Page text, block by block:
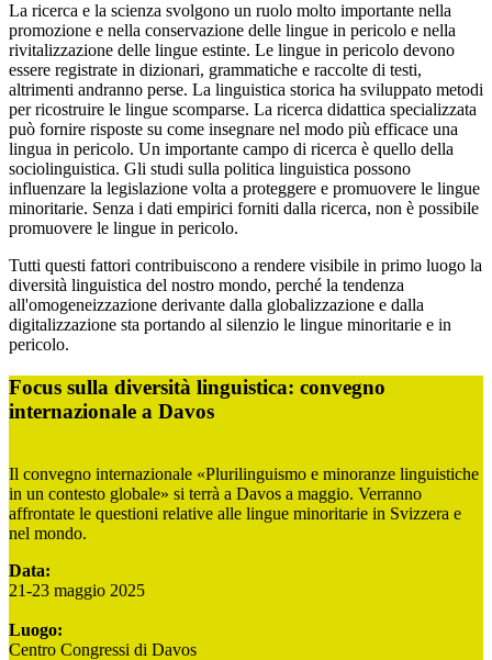
La ricerca e la scienza svolgono un ruolo molto importante nella
promozione e nella conservazione delle lingue in pericolo e nella
rivitalizzazione delle lingue estinte. Le lingue in pericolo devono
essere registrate in dizionari, grammatiche e raccolte di testi,
altrimenti andranno perse. La linguistica storica ha sviluppato metodi
per ricostruire le lingue scomparse. La ricerca didattica specializzata
può fornire risposte su come insegnare nel modo più efficace una
lingua in pericolo. Un importante campo di ricerca è quello della
sociolinguistica. Gli studi sulla politica linguistica possono
influenzare la legislazione volta a proteggere e promuovere le lingue
minoritarie. Senza i dati empirici forniti dalla ricerca, non è possibile
promuovere le lingue in pericolo.
Tutti questi fattori contribuiscono a rendere visibile in primo luogo la
diversità linguistica del nostro mondo, perché la tendenza
all'omogeneizzazione derivante dalla globalizzazione e dalla
digitalizzazione sta portando al silenzio le lingue minoritarie e in
pericolo.
Focus sulla diversità linguistica: convegno
internazionale a Davos
Il convegno internazionale «Plurilinguismo e minoranze linguistiche
in un contesto globale» si terrà a Davos a maggio. Verranno
affrontate le questioni relative alle lingue minoritarie in Svizzera e
nel mondo.
Data:
21-23 maggio 2025
Luogo:
Centro Congressi di Davos